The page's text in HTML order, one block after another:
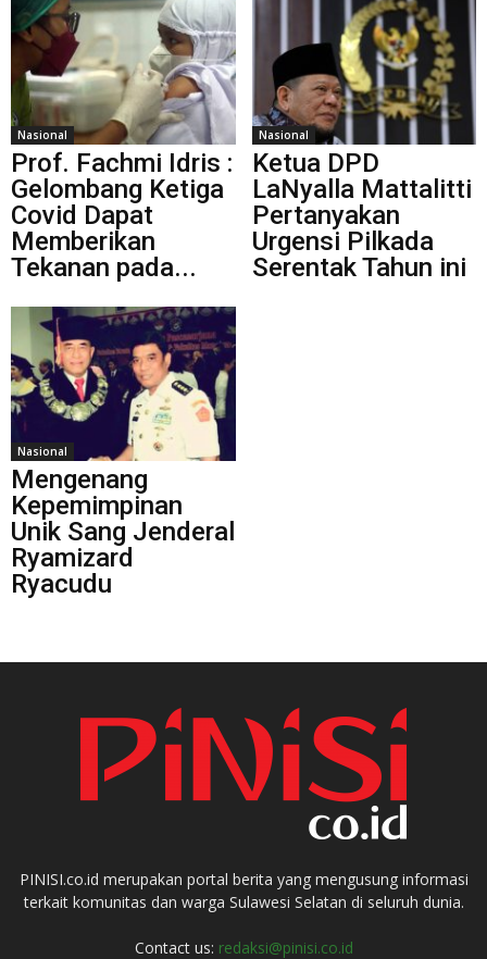
Nasional
Prof. Fachmi Idris :
Gelombang Ketiga
Covid Dapat
Memberikan
Tekanan pada...
Nasional
Ketua DPD
LaNyalla Mattalitti
Pertanyakan
Urgensi Pilkada
Serentak Tahun ini
Nasional
Mengenang
Kepemimpinan
Unik Sang Jenderal
Ryamizard
Ryacudu
PINISI.co.id merupakan portal berita yang mengusung informasi
terkait komunitas dan warga Sulawesi Selatan di seluruh dunia.
Contact us: redaksi@pinisi.co.id